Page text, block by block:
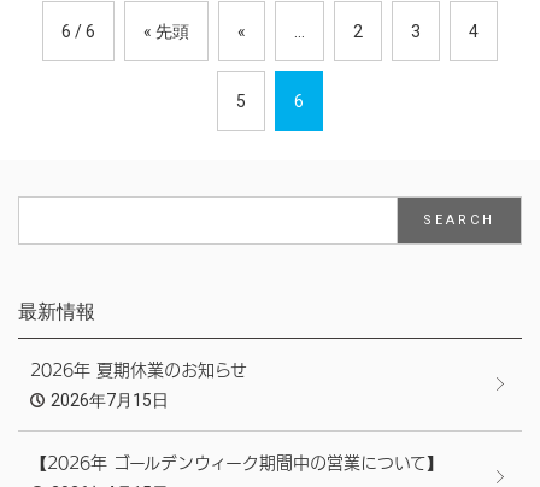
6 / 6 « 先頭 « 2 3 4
5 6
最新情報
2026年 夏期休業のお知らせ
2026年7月15日
【2026年 ゴールデンウィーク期間中の営業について】